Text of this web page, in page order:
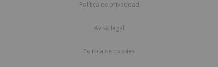
Política de privacidad
Aviso legal
Política de cookies